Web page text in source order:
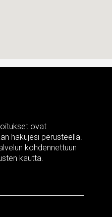
ovat
hakujesi perusteella.
kohdennettuun
kautta.